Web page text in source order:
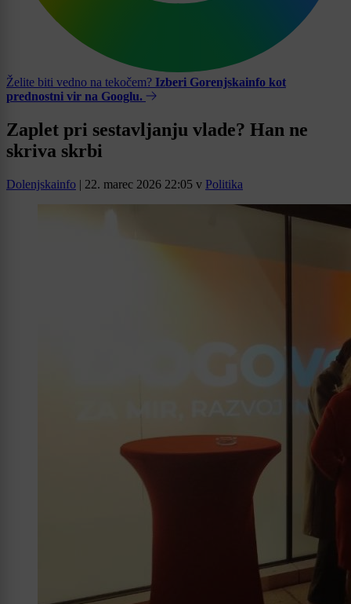
Želite biti vedno na tekočem? Izberi Gorenjskainfo kot
prednostni vir na Googlu.
Zaplet pri sestavljanju vlade? Han ne
skriva skrbi
Dolenjskainfo | 22. marec 2026 22:05 v Politika